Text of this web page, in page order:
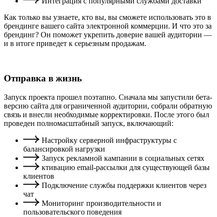
Как только вы узнаете, кто вы, вы сможете использовать это в
брендинге вашего сайта электронной коммерции. И что это за
брендинг? Он поможет укрепить доверие вашей аудитории —
и в итоге приведет к серьезным продажам.
Отправка в жизнь
Запуск проекта прошел поэтапно. Сначала мы запустили бета-
версию сайта для ограниченной аудитории, собрали обратную
связь и внесли необходимые корректировки. После этого был
проведен полномасштабный запуск, включающий:
Настройку серверной инфраструктуры с
балансировкой нагрузки
Запуск рекламной кампании в социальных сетях
ктивацию email-рассылки для существующей базы
клиентов
Подключение службы поддержки клиентов через
чат
Мониторинг производительности и
пользовательского поведения